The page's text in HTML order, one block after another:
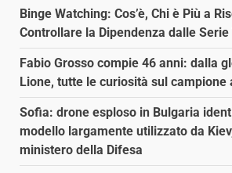
Binge Watching: Cos’è, Chi è Più a
Controllare la Dipendenza dalle Serie
Fabio Grosso compie 46 anni: dalla
Lione, tutte le curiosità sul campione
Sofia: drone esploso in Bulgaria
modello largamente utilizzato da
ministero della Difesa